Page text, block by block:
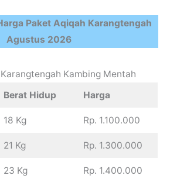
Paket Aqiqah Karangtengah
Agustus 2026
Kambing Mentah
Berat Hidup Harga
18 Kg Rp. 1.100.000
21 Kg Rp. 1.300.000
23 Kg Rp. 1.400.000